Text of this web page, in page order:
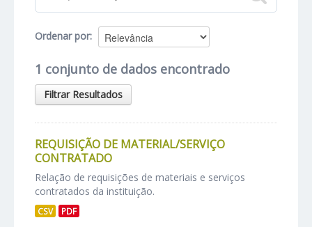
Ordenar por
1 conjunto de dados encontrado
Filtrar Resultados
REQUISIÇÃO DE MATERIAL/SERVIÇO
CONTRATADO
Relação de requisições de materiais e serviços
contratados da instituição.
CSV PDF